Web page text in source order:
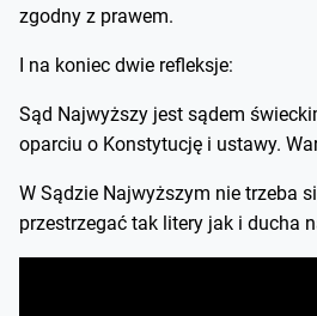
zgodny z prawem.
I na koniec dwie refleksje:
Sąd Najwyższy jest sądem
oparciu o Konstytucję i ustawy.
W Sądzie Najwyższym nie trzeba
przestrzegać tak litery jak i ducha